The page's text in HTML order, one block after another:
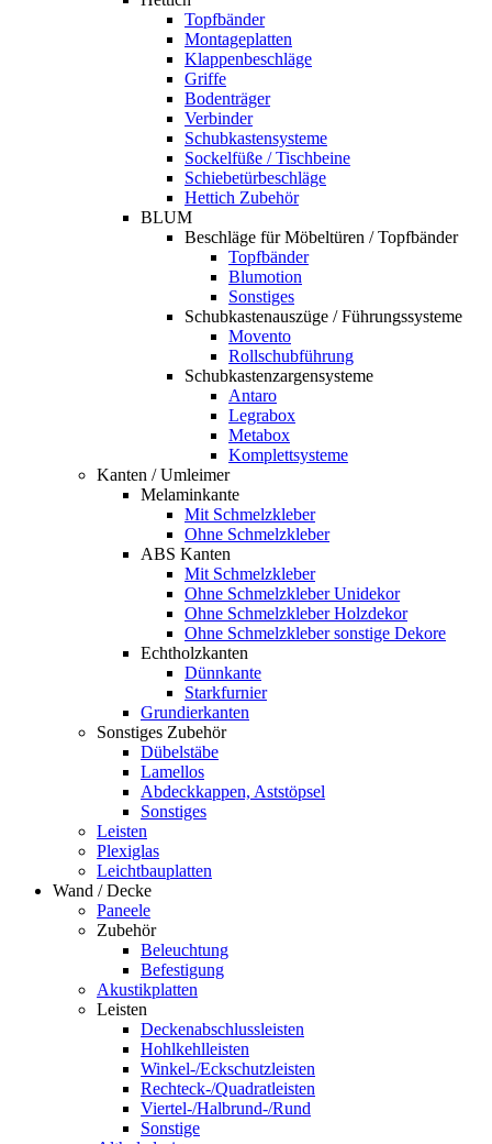
Topfbänder
Montageplatten
Klappenbeschläge
Griffe
Bodenträger
Verbinder
Schubkastensysteme
Sockelfüße / Tischbeine
Schiebetürbeschläge
Hettich Zubehör
BLUM
Beschläge für Möbeltüren / Topfbänder
Topfbänder
Blumotion
Sonstiges
Schubkastenauszüge / Führungssysteme
Movento
Rollschubführung
Schubkastenzargensysteme
Antaro
Legrabox
Metabox
Komplettsysteme
Kanten / Umleimer
Melaminkante
Mit Schmelzkleber
Ohne Schmelzkleber
ABS Kanten
Mit Schmelzkleber
Ohne Schmelzkleber Unidekor
Ohne Schmelzkleber Holzdekor
Ohne Schmelzkleber sonstige Dekore
Echtholzkanten
Dünnkante
Starkfurnier
Grundierkanten
Sonstiges Zubehör
Dübelstäbe
Lamellos
Abdeckkappen, Aststöpsel
Sonstiges
Leisten
Plexiglas
Leichtbauplatten
Wand / Decke
Paneele
Zubehör
Beleuchtung
Befestigung
Akustikplatten
Leisten
Deckenabschlussleisten
Hohlkehlleisten
Winkel-/Eckschutzleisten
Rechteck-/Quadratleisten
Viertel-/Halbrund-/Rund
Sonstige